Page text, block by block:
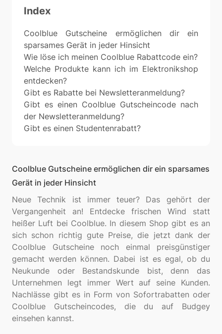
Index
Coolblue Gutscheine ermöglichen dir ein
sparsames Gerät in jeder Hinsicht
Wie löse ich meinen Coolblue Rabattcode ein?
Welche Produkte kann ich im Elektronikshop
entdecken?
Gibt es Rabatte bei Newsletteranmeldung?
Gibt es einen Coolblue Gutscheincode nach
der Newsletteranmeldung?
Gibt es einen Studentenrabatt?
Coolblue Gutscheine ermöglichen dir ein sparsames
Gerät in jeder Hinsicht
Neue Technik ist immer teuer? Das gehört der
Vergangenheit an! Entdecke frischen Wind statt
heißer Luft bei Coolblue. In diesem Shop gibt es an
sich schon richtig gute Preise, die jetzt dank der
Coolblue Gutscheine noch einmal preisgünstiger
gemacht werden können. Dabei ist es egal, ob du
Neukunde oder Bestandskunde bist, denn das
Unternehmen legt immer Wert auf seine Kunden.
Nachlässe gibt es in Form von Sofortrabatten oder
Coolblue Gutscheincodes, die du auf Budgey
einsehen kannst.